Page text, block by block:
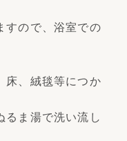
ので、浴室での
、絨毯等につか
るま湯で洗い流し